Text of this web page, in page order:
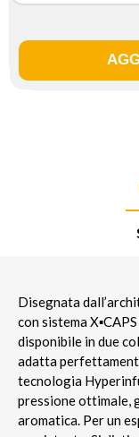
Disegnata
con sistema
disponibile in due
adatta
tecnologia
pressione ottimale,
aromatica. Per un